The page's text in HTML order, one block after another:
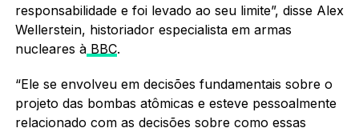
responsabilidade e foi levado ao seu limite”, disse Alex
Wellerstein, historiador especialista em armas
nucleares àBBC.
“Ele se envolveu em decisões fundamentais sobre o
projeto das bombas atômicas e esteve pessoalmente
relacionado com as decisões sobre como essas